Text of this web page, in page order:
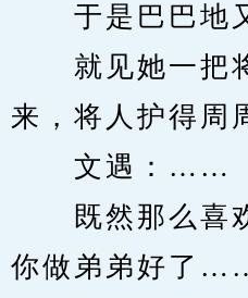
于是巴巴地又
就见她一把
来，将人护得周
文遇：……
既然那么喜欢
你做弟弟好了